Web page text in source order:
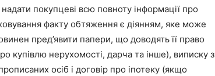
покупцеві всю повноту інформації про
факту обтяження є діянням, яке може
пред’явити папери, що доводять її право
купівлю нерухомості, дарча та інше), виписку з
осіб і договір про іпотеку (якщо